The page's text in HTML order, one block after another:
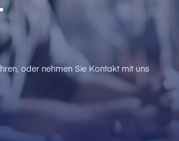
oder nehmen Sie Kontakt mit uns